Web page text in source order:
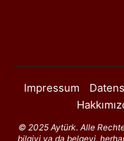
Impressum
© 2025 Aytürk. Alle
bilgiyi ya da belgeyi,